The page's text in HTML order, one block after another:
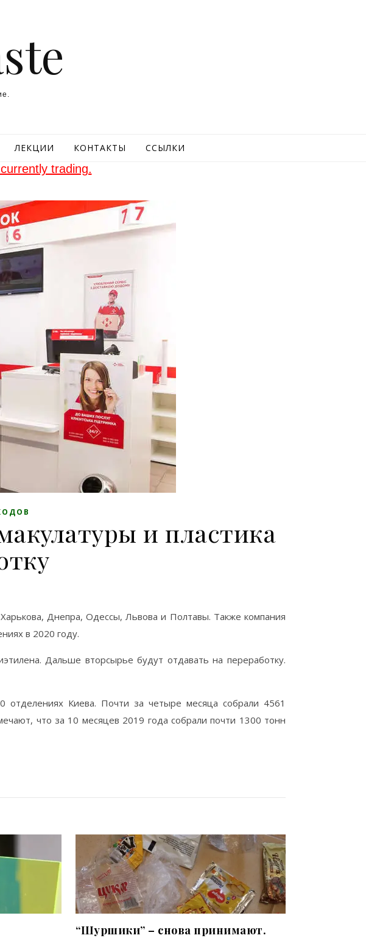
ЛЕКЦИИ КОНТАКТЫ ССЫЛКИ
trading.
и пластика
Днепра, Одессы, Львова и Полтавы. Также компания
в 2020 году.
Дальше вторсырье будут отдавать на переработку.
отделениях Киева. Почти за четыре месяца собрали 4561
что за 10 месяцев 2019 года собрали почти 1300 тонн
“Шуршики” – снова принимают.